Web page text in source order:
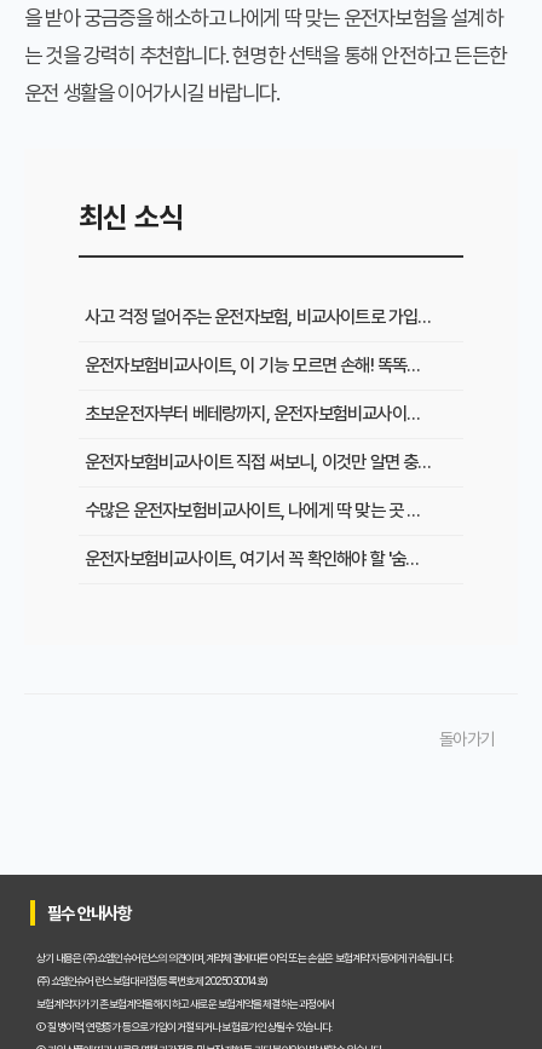
을 받아 궁금증을 해소하고 나에게 딱 맞는 운전자보험을 설계하
는 것을 강력히 추천합니다. 현명한 선택을 통해 안전하고 든든한
운전 생활을 이어가시길 바랍니다.
최신 소식
사고 걱정 덜어주는 운전자보험, 비교사이트로 가입 전 꼭 확인할 것들
운전자보험비교사이트, 이 기능 모르면 손해! 똑똑하게 활용하는 꿀팁
초보운전자부터 베테랑까지, 운전자보험비교사이트로 절약하는 필수 팁
운전자보험비교사이트 직접 써보니, 이것만 알면 충분! 실제 경험담
수많은 운전자보험비교사이트, 나에게 딱 맞는 곳 찾는 3단계 전략
운전자보험비교사이트, 여기서 꼭 확인해야 할 '숨은 꿀팁' 5가지
돌아가기
필수 안내사항
상기 내용은 (주)쇼엠인슈어런스의 의견이며, 계약체결에 따른 이익 또는 손실은 보험계약자 등에게 귀속됩니다.
(주)쇼엠인슈어런스 보험대리점(등록번호 제2025030014호)
보험계약자가 기존 보험계약을 해지하고 새로운 보험계약을 체결하는 과정에서
① 질병이력, 연령증가 등으로 가입이 거절되거나 보험료가 인상될 수 있습니다.